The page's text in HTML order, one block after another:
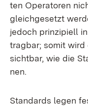
ten Ope­ra­to­ren
gleich­ge­setzt
je­doch prin­zi­pi­ell
trag­bar; so­mit
sicht­bar, wie die
nen.
Stan­dards le­gen